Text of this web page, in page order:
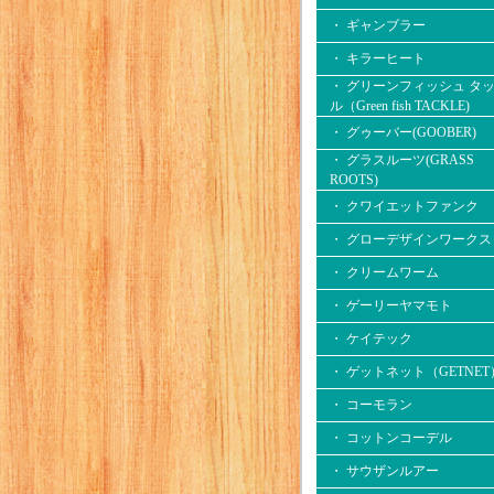
・ ギャンブラー
・ キラーヒート
・ グリーンフィッシュ タ
ル（Green fish TACKLE)
・ グゥーバー(GOOBER)
・ グラスルーツ(GRASS
ROOTS)
・ クワイエットファンク
・ グローデザインワークス
・ クリームワーム
・ ゲーリーヤマモト
・ ケイテック
・ ゲットネット（GETNET
・ コーモラン
・ コットンコーデル
・ サウザンルアー